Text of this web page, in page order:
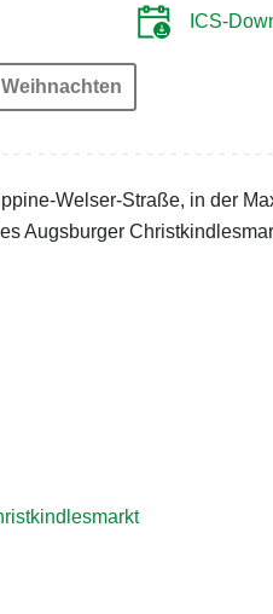
ICS-
Weihnachten
Welser-Straße, in der
Augsburger